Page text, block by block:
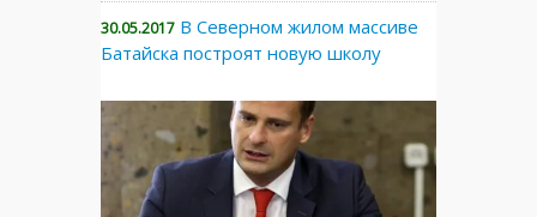
30.05.2017 В Северном жилом массиве
Батайска построят новую школу